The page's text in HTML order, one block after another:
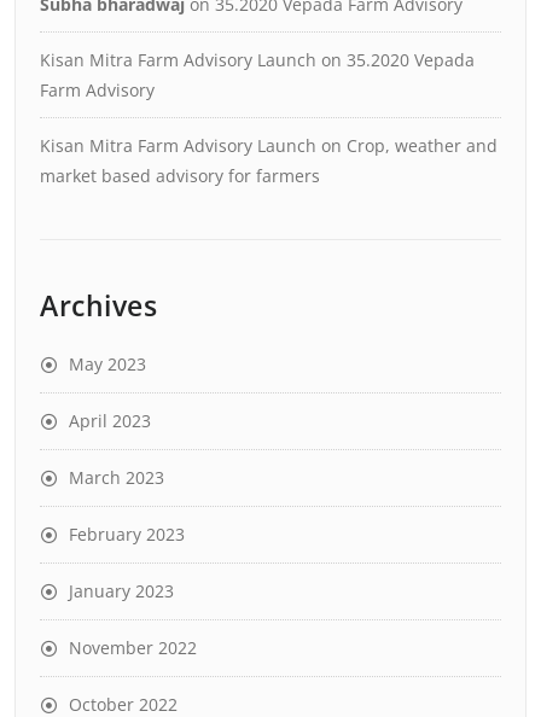
Kisan Mitra Farm Advisory Launch on 35.2020 Vepada
Farm Advisory
Kisan Mitra Farm Advisory Launch on Crop, weather and
market based advisory for farmers
Archives
May 2023
April 2023
March 2023
February 2023
January 2023
November 2022
October 2022